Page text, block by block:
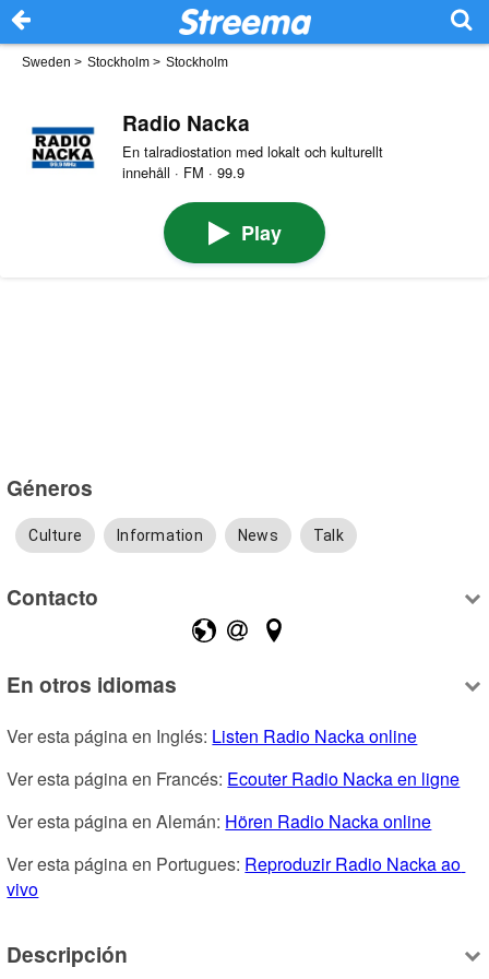
Sweden > Stockholm > Stockholm
Radio Nacka
En talradiostation med lokalt och kulturellt
innehåll · FM · 99.9
Play
Géneros
Culture Information News Talk
Contacto
En otros idiomas
Ver esta página en Inglés: Listen Radio Nacka online
Ver esta página en Francés: Ecouter Radio Nacka en ligne
Ver esta página en Alemán: Hören Radio Nacka online
Ver esta página en Portugues: Reproduzir Radio Nacka ao
vivo
Descripción